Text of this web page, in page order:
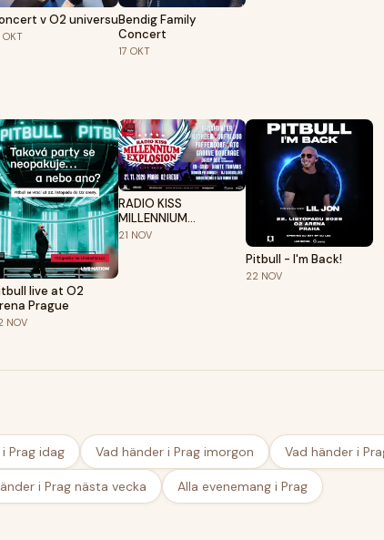
v O2 universu
OKT
Bendig Family
Concert
17 OKT
live at O2
Prague
NOV
RADIO KISS
MILLENNIUM
EXPLOSION
21 NOV
Pitbull - I'm Back!
22 NOV
Prag idag Vad händer i Prag imorgon Vad händer i
i Prag nästa vecka Alla evenemang i Prag